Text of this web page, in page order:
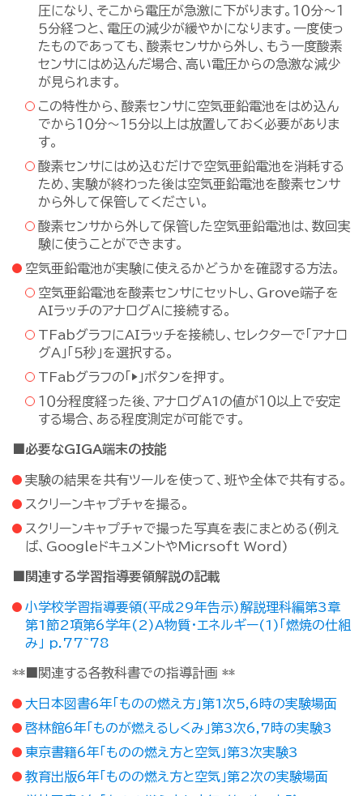
圧になり、そこから電圧が急激に下がります。１０分～１
５分経つと、電圧の減少が緩やかになります。一度使っ
たものであっても、酸素センサから外し、もう一度酸素
センサにはめ込んだ場合、高い電圧からの急激な減少
が見られます。
この特性から、酸素センサに空気亜鉛電池をはめ込ん
でから１０分～１５分以上は放置しておく必要がありま
す。
酸素センサにはめ込むだけで空気亜鉛電池を消耗する
ため、実験が終わった後は空気亜鉛電池を酸素センサ
から外して保管してください。
酸素センサから外して保管した空気亜鉛電池は、数回実
験に使うことができます。
空気亜鉛電池が実験に使えるかどうかを確認する方法。
空気亜鉛電池を酸素センサにセットし、Grove端子を
AIラッチのアナログAに接続する。
TFabグラフにAIラッチを接続し、セレクターで「アナロ
グA」「５秒」を選択する。
TFabグラフの「▶」ボタンを押す。
１０分程度経った後、アナログA1の値が１０以上で安定
する場合、ある程度測定が可能です。
■必要なGIGA端末の技能
実験の結果を共有ツールを使って、班や全体で共有する。
スクリーンキャプチャを撮る。
スクリーンキャプチャで撮った写真を表にまとめる(例え
ば、GoogleドキュメントやMicrsoft Word)
■関連する学習指導要領解説の記載
小学校学習指導要領(平成29年告示)解説理科編第3章
第1節2項第6学年(2)A物質・エネルギー(1)「燃焼の仕組
み」 p.77~78
**■関連する各教科書での指導計画 **
大日本図書6年「ものの燃え方」第1次5,6時の実験場面
啓林館6年「ものが燃えるしくみ」第3次6,7時の実験3
東京書籍6年「ものの燃え方と空気」第3次実験3
教育出版6年「ものの燃え方と空気」第2次の実験場面